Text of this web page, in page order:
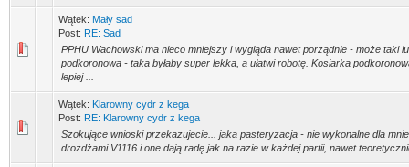
Wątek: Mały sad
Post: RE: Sad
PPHU Wachowski ma nieco mniejszy i wygląda nawet porządnie - może taki
podkoronowa - taka byłaby super lekka, a ułatwi robotę. Kosiarka
lepiej ...
Wątek: Klarowny cydr z kega
Post: RE: Klarowny cydr z kega
Szokujące wnioski przekazujecie... jaka pasteryzacja - nie wykonalne dla
drożdżami V1116 i one dają radę jak na razie w każdej partii, nawet